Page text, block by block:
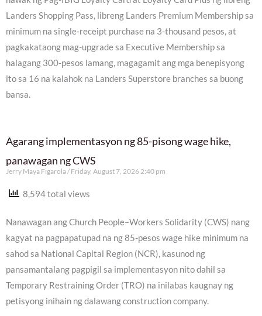
Landers Shopping Pass, libreng Landers Premium Membership sa
minimum na single-receipt purchase na 3-thousand pesos, at
pagkakataong mag-upgrade sa Executive Membership sa
halagang 300-pesos lamang, magagamit ang mga benepisyong
ito sa 16 na kalahok na Landers Superstore branches sa buong
bansa.
Agarang implementasyon ng 85-pisong wage hike,
panawagan ng CWS
Jerry Maya Figarola Friday, August 7, 2026 2:40 pm
8,594 total views
Nanawagan ang Church People–Workers Solidarity (CWS) nang
kagyat na pagpapatupad na ng 85-pesos wage hike minimum na
sahod sa National Capital Region (NCR), kasunod ng
pansamantalang pagpigil sa implementasyon nito dahil sa
Temporary Restraining Order (TRO) na inilabas kaugnay ng
petisyong inihain ng dalawang construction company.